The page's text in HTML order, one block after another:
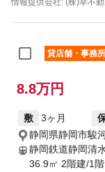
貸店舗・事務
8.8万円
敷 3ヶ月
静岡県静岡市駿
静岡鉄道静岡清
36.9㎡ 2階建/1階